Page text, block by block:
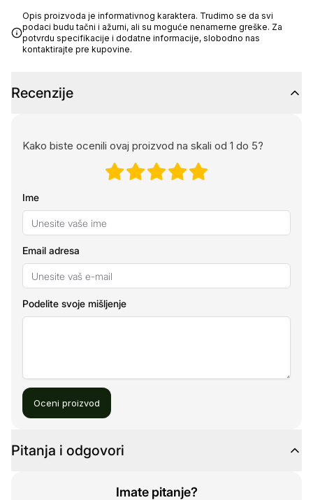
Opis proizvoda je informativnog karaktera. Trudimo se da svi
podaci budu tačni i ažurni, ali su moguće nenamerne greške. Za
potvrdu specifikacije i dodatne informacije, slobodno nas
kontaktirajte pre kupovine.
Recenzije
Kako biste ocenili ovaj proizvod na skali od 1 do 5?
Ime
Email adresa
Podelite svoje mišljenje
Oceni proizvod
Pitanja i odgovori
Imate pitanje?